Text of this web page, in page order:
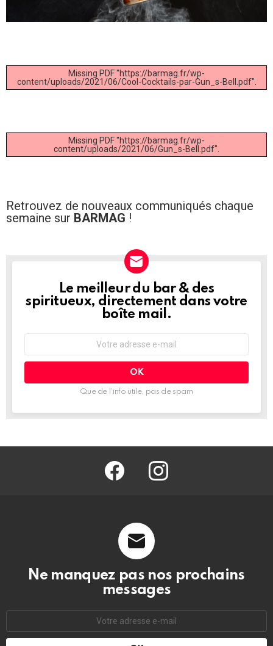
Missing PDF "https://barmag.fr/wp-
content/uploads/2021/06/Cool-Cocktails-par-Gun_s-Bell.pdf".
Missing PDF "https://barmag.fr/wp-
content/uploads/2021/06/Gun_s-Bell.pdf".
Retrouvez de nouveaux communiqués chaque
semaine sur BARMAG !
NEWSLETTER
Le meilleur du bar & des
spiritueux, directement dans votre
boîte mail.
mail
Que de l’info utile, pas de spam
facebook @barmag.fr
Ne manquez pas nos prochains
messages
mail